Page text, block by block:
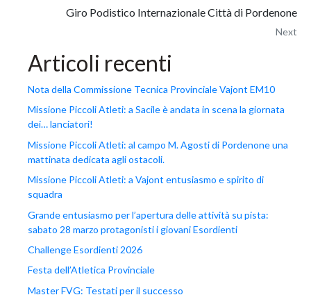
Giro Podistico Internazionale Città di Pordenone
Next
Articoli recenti
Nota della Commissione Tecnica Provinciale Vajont EM10
Missione Piccoli Atleti: a Sacile è andata in scena la giornata
dei… lanciatori!
Missione Piccoli Atleti: al campo M. Agosti di Pordenone una
mattinata dedicata agli ostacoli.
Missione Piccoli Atleti: a Vajont entusiasmo e spirito di
squadra
Grande entusiasmo per l’apertura delle attività su pista:
sabato 28 marzo protagonisti i giovani Esordienti
Challenge Esordienti 2026
Festa dell’Atletica Provinciale
Master FVG: Testati per il successo